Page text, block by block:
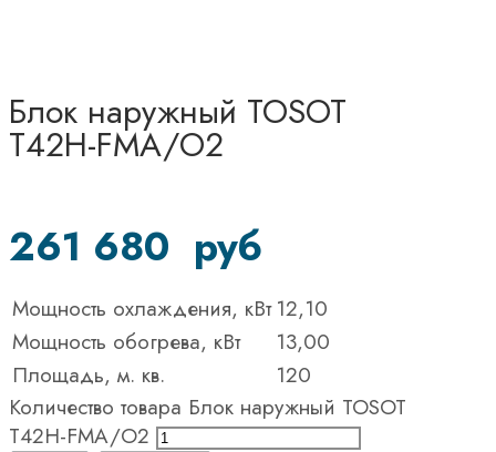
Блок наружный TOSOT
T42H-FMA/O2
261 680 руб
Мощность охлаждения, кВт 12,10
Мощность обогрева, кВт
13,00
Площадь, м. кв.
120
Количество товара Блок наружный TOSOT
T42H-FMA/O2